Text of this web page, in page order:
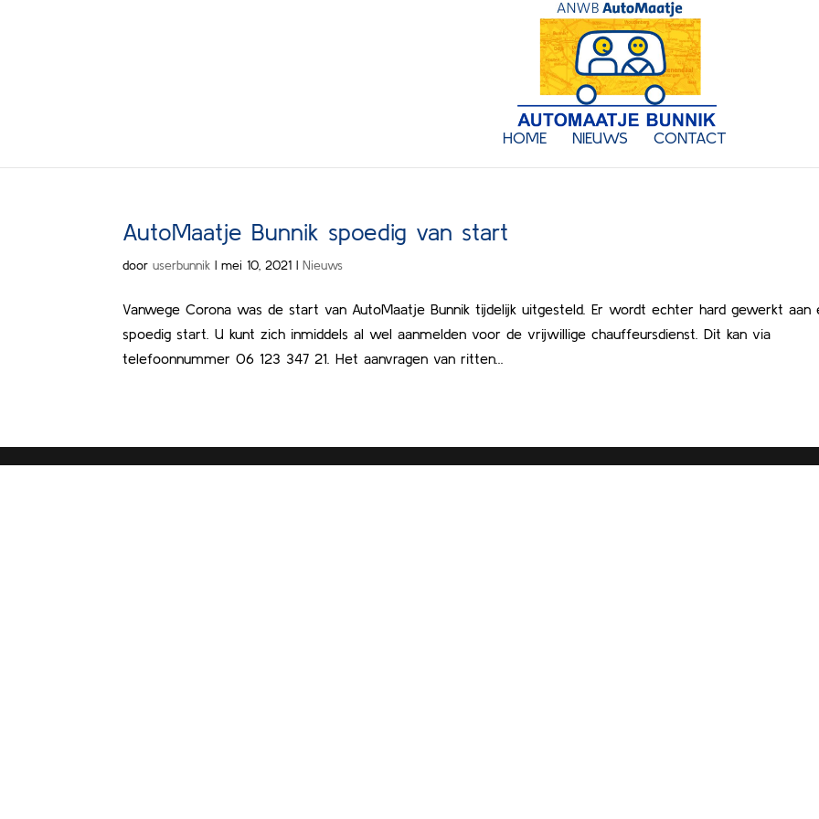
HOME NIEUWS CONTACT
AutoMaatje Bunnik spoedig van start
dooruserbunnik |mei 10, 2021 |Nieuws
Vanwege Corona was de start van AutoMaatje Bunnik tijdelijk uitgesteld. Er wordt echter hard gewerkt aan
spoedig start. U kunt zich inmiddels al wel aanmelden voor de vrijwillige chauffeursdienst. Dit kan via
telefoonnummer 06 123 347 21. Het aanvragen van ritten...